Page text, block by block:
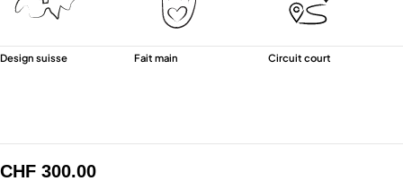
Design suisse Fait main Circuit court
CHF 300.00